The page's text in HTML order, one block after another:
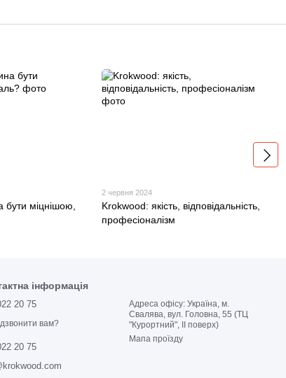
бути міцнішою,
2 червня 2024
Krokwood: якість, відповідальність,
професіоналізм
інформація
20 75
вам?
20 75
Адреса офісу: Україна, м.
Свалява, вул. Головна, 55 (ТЦ
"Курортний", ІІ поверх)
Мапа проїзду